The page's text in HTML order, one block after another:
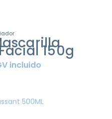
150g
incluido